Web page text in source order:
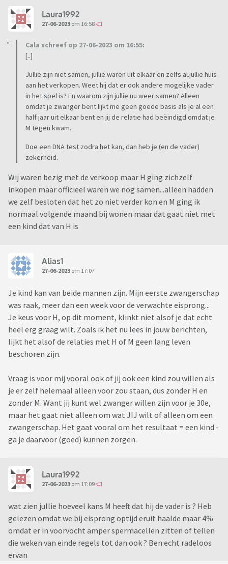
Laura1992
27-06-2023 om 16:58
Cala schreef op 27-06-2023 om 16:55:
[..]
Jullie zijn niet samen, jullie waren uit elkaar en zelfs al.jullie huis
aan het verkopen. Weet hij dat er ook andere mogelijke vader
in het spel is? En waarom zijn jullie nu weer samen? Alleen
omdat je zwanger bent lijkt me geen goede basis als je al een
half jaar uit elkaar bent en jij de relatie had beëindigd omdat je
M tegen kwam.
Doe een DNA test zodra het kan, dan heb je (en de vader)
zekerheid.
Wij waren bezig met de verkoop maar H ging zichzelf
inkopen maar officieel waren we nog samen...alleen hadden
we zelf besloten dat het zo niet verder kon en M ging ik
normaal volgende maand bij wonen maar dat gaat niet met
een kind dat van H is
Alias1
27-06-2023 om 17:07
Je kind kan van beide mannen zijn. Mijn eerste zwangerschap
was raak, meer dan een week voor de verwachte eisprong...
Je keus voor H, op dit moment, klinkt niet alsof je dat echt
heel erg graag wilt. Zoals ik het nu lees in jouw berichten,
lijkt het alsof de relaties met H of M geen lang leven
beschoren zijn.
Vraag is voor mij vooral ook of jij ook een kind zou willen als
je er zelf helemaal alleen voor zou staan, dus zonder H en
zonder M. Want jij kunt wel zwanger willen zijn voor je 30e,
maar het gaat niet alleen om wat JIJ wilt of alleen om een
zwangerschap. Het gaat vooral om het resultaat = een kind -
ga je daarvoor (goed) kunnen zorgen.
Laura1992
27-06-2023 om 17:09
wat zien jullie hoeveel kans M heeft dat hij de vader is ? Heb
gelezen omdat we bij eisprong optijd eruit haalde maar 4%
omdat er in voorvocht amper spermacellen zitten of tellen
die weken van einde regels tot dan ook ? Ben echt radeloos
ervan